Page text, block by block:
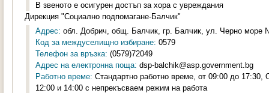
В звеното е осигурен достъп за хора с увреждания
Дирекция "Социално подпомагане-Балчик"
Адрес: обл. Добрич, общ. Балчик, гр. Балчик, ул. Черно море
Код за междуселищно избиране: 0579
Телефон за връзка: (0579)72049
Адрес на електронна поща: dsp-balchik@asp.government.bg
Работно време: Стандартно работно време, от 09:00 до
12:00 и 14:00 с непрекъсваем режим на работа